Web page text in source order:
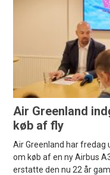
Air Greenland
køb af fly
Air Greenland har
om køb af en ny Airbus
erstatte den nu 22 år